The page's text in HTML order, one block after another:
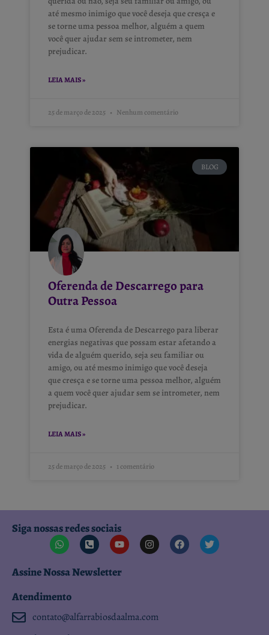
até mesmo inimigo que você deseja que cresça e
se torne uma pessoa melhor, alguém a quem
você quer ajudar sem se intrometer, nem
prejudicar.
LEIA MAIS »
25 de março de 2025 Nenhum comentário
BLOG
Oferenda de Descarrego para
Outra Pessoa
Esta é uma Oferenda de Descarrego para liberar
energias negativas que possam estar afetando a
vida de alguém querido, seja seu familiar ou
amigo, ou até mesmo inimigo que você deseja
que cresça e se torne uma pessoa melhor, alguém
a quem você quer ajudar sem se intrometer, nem
prejudicar.
LEIA MAIS »
25 de março de 2025 1 comentário
Siga nossas redes sociais
Assine Nossa Newsletter
Atendimento
contato@alfarrabiosdaalma.com